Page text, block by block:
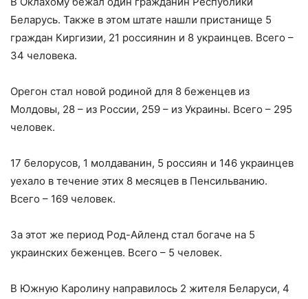
Беларусь. Также в этом штате нашли пристанище 5
граждан Киргизии, 21 россиянин и 8 украинцев. Всего –
34 человека.
Орегон стал новой родиной для 8 беженцев из
Молдовы, 28 – из России, 259 – из Украины. Всего – 295
человек.
17 белорусов, 1 молдаванин, 5 россиян и 146 украинцев
уехало в течение этих 8 месяцев в Пенсильванию.
Всего – 169 человек.
За этот же период Род-Айленд стал богаче на 5
украинских беженцев. Всего – 5 человек.
В Южную Каролину направилось 2 жителя Беларуси, 4